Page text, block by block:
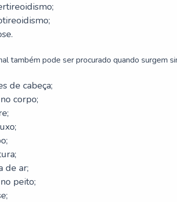
também pode ser procurado quando surgem
de cabeça;
corpo;
de ar;
peito;